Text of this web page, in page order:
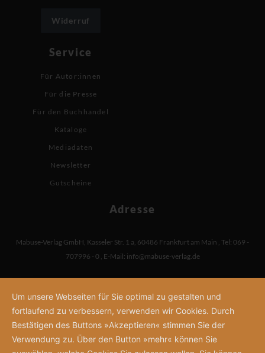
Widerruf
Service
Für Autor:innen
Für die Presse
Für den Buchhandel
Kataloge
Mediadaten
Newsletter
Gutscheine
Adresse
Mabuse-Verlag GmbH, Kasseler Str. 1 a, 60486 Frankfurt am Main , Tel: 069 -
707996 - 0 , E-Mail: info@mabuse-verlag.de
Um unsere Webseiten für Sie optimal zu gestalten und
fortlaufend zu verbessern, verwenden wir Cookies. Durch
Bestätigen des Buttons »Akzeptieren« stimmen Sie der
Verwendung zu. Über den Button »mehr« können Sie